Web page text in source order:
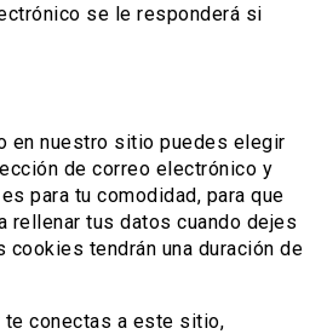
se le responderá si
en nuestro sitio puedes elegir
de correo electrónico y
para tu comodidad, para que
rellenar tus datos cuando dejes
cookies tendrán una duración de
te conectas a este sitio,